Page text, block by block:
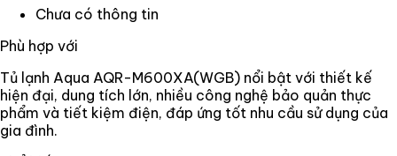
Chưa có thông tin
Phù hợp với
Tủ lạnh Aqua AQR-M600XA(WGB) nổi bật với thiết kế
hiện đại, dung tích lớn, nhiều công nghệ bảo quản thực
phẩm và tiết kiệm điện, đáp ứng tốt nhu cầu sử dụng của
gia đình.